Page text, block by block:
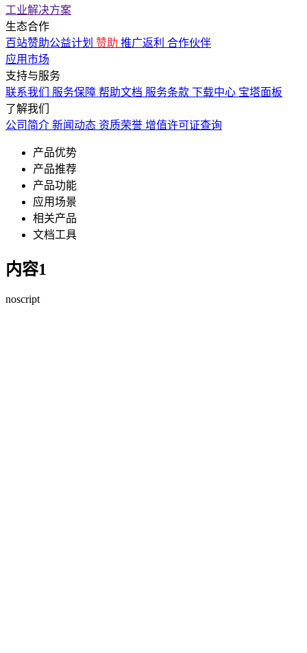
工业解决方案
生态合作
百站赞助公益计划 赞助 推广返利 合作伙伴
应用市场
支持与服务
联系我们
服务保障 帮助文档 服务条款 下载中心 宝塔面板
了解我们
公司简介 新闻动态 资质荣誉 增值许可证查询
产品优势
产品推荐
产品功能
应用场景
相关产品
文档工具
内容1
noscript